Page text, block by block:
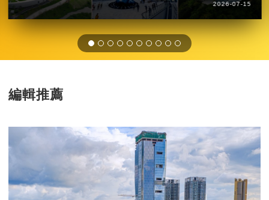
2026-07-15
編輯推薦